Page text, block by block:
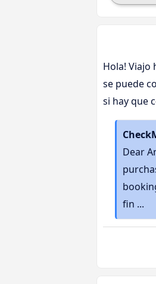
Hola! Viajo
se puede
si hay que
Dear
fin ...